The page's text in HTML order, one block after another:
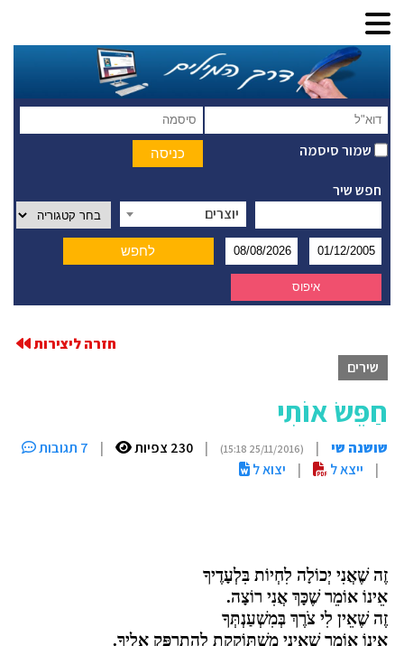
שמור סיסמה
חפש שיר
יוצרים
חזרה ליצירות
שירים
חַפֵּשׂ אוֹתִי
שושנה שי |
(25/11/2016 15:18)
| 230 צפיות |
7 תגובות
|
ייצא ל | יצוא ל
זֶה שֶׁאֲנִי יְכוֹלָה לִחְיוֹת בִּלְעָדֶיךָ
אֵינוֹ אוֹמֵר שֶׁכָּךְ אֲנִי רוֹצָה.
זֶה שֶׁאֵין לִי צֹרֶךְ בְּמִשְׁעַנְתְּךָ
אֵינוֹ אוֹמֵר שֶׁאֵינִי מִשְׁתּוֹקֶקֶת לְהִתְרַפֵּק אֵלֶיךָ.